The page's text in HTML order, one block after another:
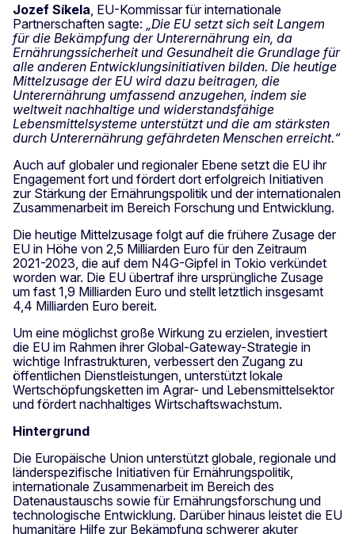
Jozef Síkela , EU-Kommissar für internationale
Partnerschaften sagte: „Die EU setzt sich seit Langem
für die Bekämpfung der Unterernährung ein, da
Ernährungssicherheit und Gesundheit die Grundlage für
alle anderen Entwicklungsinitiativen bilden. Die heutige
Mittelzusage der EU wird dazu beitragen, die
Unterernährung umfassend anzugehen, indem sie
weltweit nachhaltige und widerstandsfähige
Lebensmittelsysteme unterstützt und die am stärksten
durch Unterernährung gefährdeten Menschen erreicht.“
Auch auf globaler und regionaler Ebene setzt die EU ihr
Engagement fort und fördert dort erfolgreich Initiativen
zur Stärkung der Ernährungspolitik und der internationalen
Zusammenarbeit im Bereich Forschung und Entwicklung.
Die heutige Mittelzusage folgt auf die frühere Zusage der
EU in Höhe von 2,5 Milliarden Euro für den Zeitraum
2021-2023, die auf dem N4G-Gipfel in Tokio verkündet
worden war. Die EU übertraf ihre ursprüngliche Zusage
um fast 1,9 Milliarden Euro und stellt letztlich insgesamt
4,4 Milliarden Euro bereit.
Um eine möglichst große Wirkung zu erzielen, investiert
die EU im Rahmen ihrer Global-Gateway-Strategie in
wichtige Infrastrukturen, verbessert den Zugang zu
öffentlichen Dienstleistungen, unterstützt lokale
Wertschöpfungsketten im Agrar- und Lebensmittelsektor
und fördert nachhaltiges Wirtschaftswachstum.
Hintergrund
Die Europäische Union unterstützt globale, regionale und
länderspezifische Initiativen für Ernährungspolitik,
internationale Zusammenarbeit im Bereich des
Datenaustauschs sowie für Ernährungsforschung und
technologische Entwicklung. Darüber hinaus leistet die EU
humanitäre Hilfe zur Bekämpfung schwerer akuter